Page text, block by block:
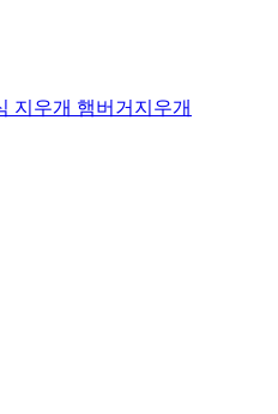
지우개 햄버거지우개